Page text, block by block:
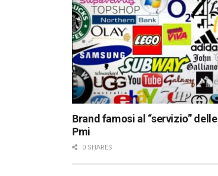
Brand famosi al “servizio” delle
Pmi
0 SHARES